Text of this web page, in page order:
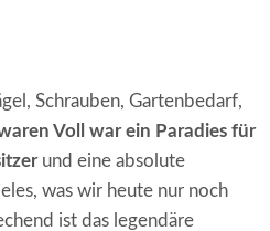
Schrauben, Gartenbedarf,
Voll war ein Paradies für
und eine absolute
was wir heute nur noch
ist das legendäre